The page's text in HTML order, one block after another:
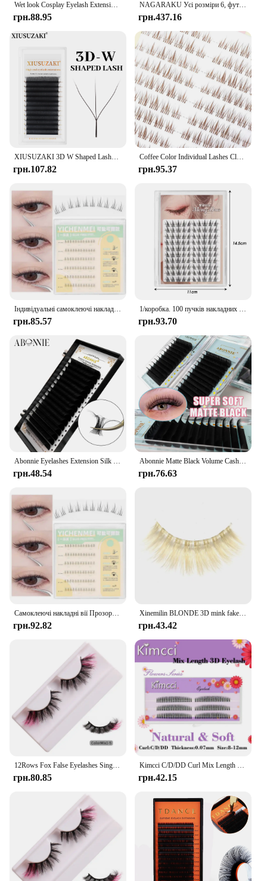
Wet look Cosplay Eyelash Extension New Fashion Soft Mink False Eyelash Individual Lashes Russian Volume Premade Fans Lashes
грн.88.95
NAGARAKU Усі розміри 6, футляр C D Curl Faux Mink Eyelashes Extension Окремі вії Штучні накладні накладні вії Макіяж
грн.437.16
XIUSUZAKI 3D W Shaped Lashes Bloom Automatic Flowering Premade Fans Eyelashes Extensions Soft Light Індивідуальні накладні вії Магазин
грн.107.82
Coffee Color Individual Lashes Clusters Natural False Eyelashes Soft Transparent Stem Fake Lashes Invisible Band Korean Makeup
грн.95.37
Індивідуальні самоклеючі накладні вії Прозора стрічка Сегментовані кластерні вії Натуральний тонкий манга Макіяж для нарощування нижніх вій
грн.85.57
1/коробка. 100 пучків накладних вій. Коричневі соняшникові вії. Натуральні манга. Аніме. Вії. Індивідуальні нарощені вії. Макіяж.
грн.93.70
Abonnie Eyelashes Extension Silk Soft Professionals Individual Eyelash Extensions 16Lines/Tray C/D Curl False Lashes Classic
грн.48.54
Abonnie Matte Black Volume Cashmere Lashes C CC D Individual Eyelash Extensions Makeup Cilios
грн.76.63
Самоклеючі накладні вії Прозора стрічка Сегментована кластерна нарощування вій Корейський макіяж DIY Індивідуальні манга кластерні вії
грн.92.82
Xinemilin BLONDE 3D mink fake lashes wholesale natural individual brown false eyelashes makeup 15 25mm lash extension supplies
грн.43.42
грн.80.85 грн.42.15